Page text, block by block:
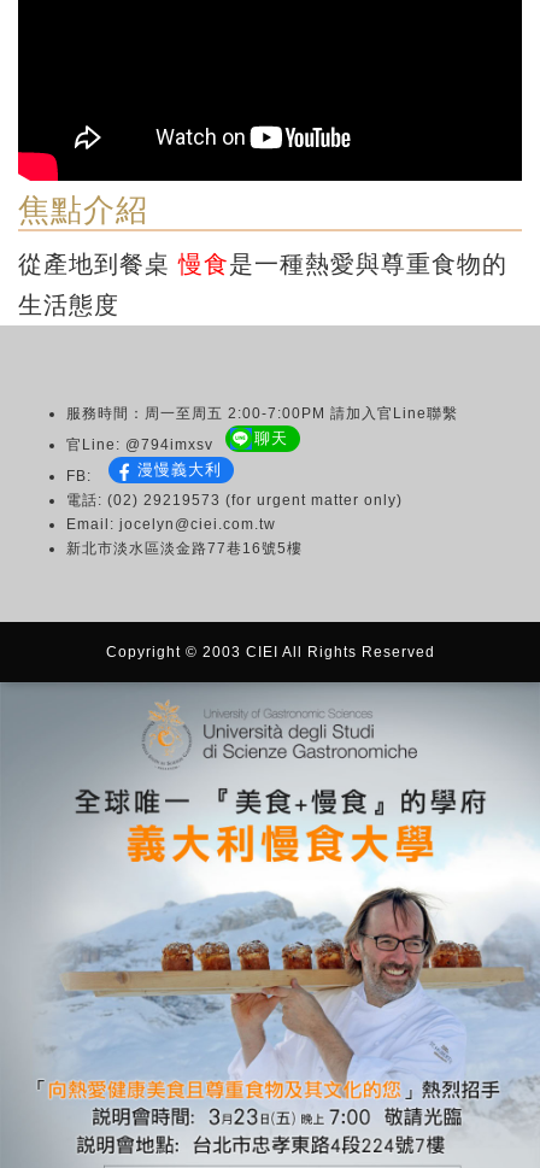
焦點介紹
從產地到餐桌慢食是一種熱愛與尊重食物的
生活態度
服務時間：周一至周五 2:00-7:00PM 請加入官Line聯繫
官Line: @794imxsv
聊天
FB: 漫慢義大利
電話: (02) 29219573 (for urgent matter only)
Email: jocelyn@ciei.com.tw
新北市淡水區淡金路77巷16號5樓
Copyright © 2003 CIEI All Rights Reserved